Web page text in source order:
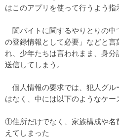
はこのアプリを使って行うよう指
闇バイトに関するやりとりの中
の登録情報として必要」などと言
れ、少年たちは言われまま、身
送信してしまう。
個人情報の要求では、犯人グル
はなく、中には以下のようなケー
①住所だけでなく、家族構成や名
えてしまった